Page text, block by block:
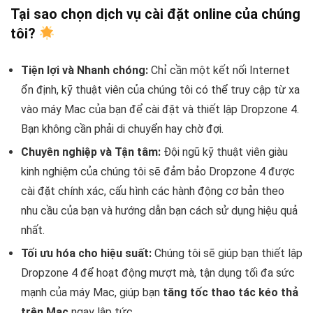
Tại sao chọn dịch vụ cài đặt online của chúng
tôi?
Tiện lợi và Nhanh chóng: Chỉ cần một kết nối Internet
ổn định, kỹ thuật viên của chúng tôi có thể truy cập từ xa
vào máy Mac của bạn để cài đặt và thiết lập Dropzone 4.
Bạn không cần phải di chuyển hay chờ đợi.
Chuyên nghiệp và Tận tâm: Đội ngũ kỹ thuật viên giàu
kinh nghiệm của chúng tôi sẽ đảm bảo Dropzone 4 được
cài đặt chính xác, cấu hình các hành động cơ bản theo
nhu cầu của bạn và hướng dẫn bạn cách sử dụng hiệu quả
nhất.
Tối ưu hóa cho hiệu suất: Chúng tôi sẽ giúp bạn thiết lập
Dropzone 4 để hoạt động mượt mà, tận dụng tối đa sức
mạnh của máy Mac, giúp bạn tăng tốc thao tác kéo thả